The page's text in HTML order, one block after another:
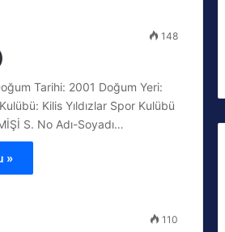
148
Tarihi: 2001 Doğum Yeri:
Kilis Yıldızlar Spor Kulübü
S. No Adı-Soyadı…
»
110